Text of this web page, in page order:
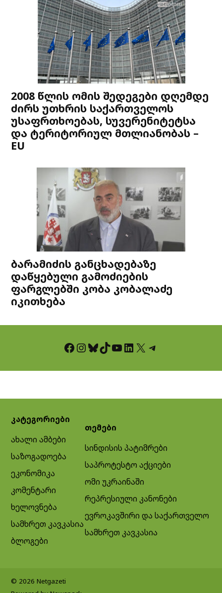
2008 წლის ომის შედეგები დღემდე
ძირს უთხრის საქართველოს
უსაფრთხოებას, სუვერენიტეტსა
და ტერიტორიულ მთლიანობას –
EU
ბარამიძის განცხადებაზე
დაწყებული გამოძიების
ფარგლებში კობა კობალაძე
იკითხება
Facebook InstagramBluesky TikTok YouTube LinkedIn X Telegram
კატეგორიები
ახალი ამბები
საზოგადოება
ეკონომიკა
კომენტარი
ხელოვნება
სამხრეთ კავკასია
ბლოგები
თემები
სინდისის პატიმრები
საპროტესტო აქციები
ომი უკრაინაში
რეპრესიული კანონები
ევროკავშირი და საქართველო
სამხრეთ კავკასია
© 2026 Netgazeti